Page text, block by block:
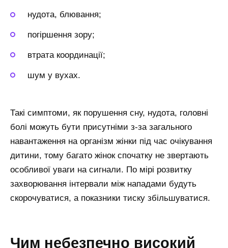
нудота, блювання;
погіршення зору;
втрата координації;
шум у вухах.
Такі симптоми, як порушення сну, нудота, головні
болі можуть бути присутніми з-за загального
навантаження на організм жінки під час очікування
дитини, тому багато жінок спочатку не звертають
особливої уваги на сигнали. По мірі розвитку
захворювання інтервали між нападами будуть
скорочуватися, а показники тиску збільшуватися.
Чим небезпечно високий